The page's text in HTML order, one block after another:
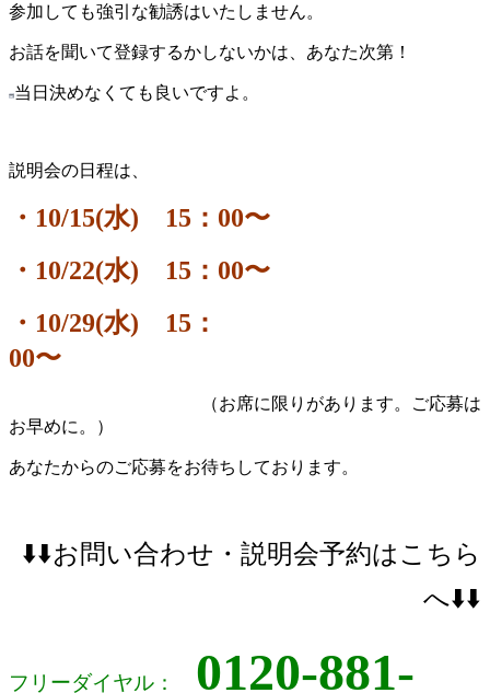
参加しても強引な勧誘はいたしません。
お話を聞いて登録するかしないかは、あなた次第！
当日決めなくても良いですよ。
説明会の日程は、
・10/15(水) 15：00〜
・10/22(水) 15：00〜
・10/29(水) 15：
00〜
（お席に限りがあります。ご応募は
お早めに。）
あなたからのご応募をお待ちしております。
⬇️⬇️お問い合わせ・説明会予約はこちら
へ⬇️⬇️
フリーダイヤル： 0120-881-